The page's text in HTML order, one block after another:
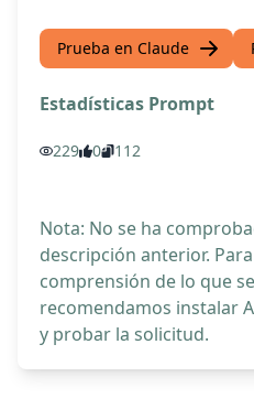
Prueba en Claude
Estadísticas Prompt
229 0 112
Nota: No se ha
descripción anterior.
comprensión de lo que
recomendamos instalar
y probar la solicitud.